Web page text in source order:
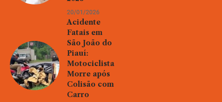
20/01/2026
Acidente
Fatais em
São João do
Piauí:
Motociclista
Morre após
Colisão com
Carro